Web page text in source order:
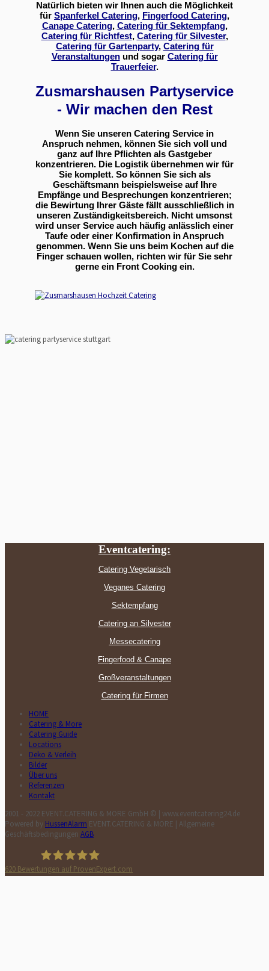
Natürlich bieten wir Ihnen auch die Möglichkeit
für Spanferkel Catering, Fingerfood Catering,
Canape Catering, Catering für Sektempfang,
Catering für Richtfest, Catering für Silvester,
Catering für Gartenparty, Catering für
Veranstaltungenund sogar Catering für
Trauerfeier.
Zusmarshausen Partyservice
- Wir machen den Rest
Wenn Sie unseren Catering Service in
Anspruch nehmen, können Sie sich voll und
ganz auf Ihre Pflichten als Gastgeber
konzentrieren. Die Logistik übernehmen wir für
Sie komplett. So können Sie sich als
Geschäftsmann beispielsweise auf Ihre
Empfänge und Besprechungen konzentrieren;
die Bewirtung Ihrer Gäste fällt ausschließlich in
unseren Zuständigkeitsbereich. Nicht umsonst
wird unser Service auch häufig anlässlich einer
Taufe oder einer Konfirmation in Anspruch
genommen. Wenn Sie uns beim Kochen auf die
Finger schauen wollen, richten wir für Sie sehr
gerne ein Front Cooking ein.
Eventcatering:
Catering Vegetarisch
Veganes Catering
Sektempfang
Catering an Silvester
Messecatering
Fingerfood & Canape
Großveranstaltungen
Catering für Firmen
HOME
Catering & More
Catering Guide
Locations
Deko & Verleih
Bilder
Über uns
Referenzen
Kontakt
2001 - 2022 EVENT.CATERING & MORE GmbH © | www.eventcatering24.de
Powered by HussenAlarm EVENT.CATERING & MORE | Allgemeine
Geschäftsbedingungen AGB
620 Bewertungen auf ProvenExpert.com